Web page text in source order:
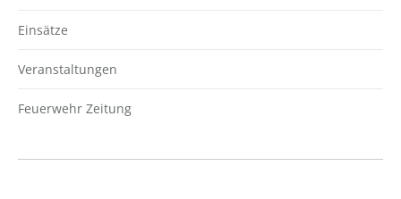
Einsätze
Veranstaltungen
Feuerwehr Zeitung